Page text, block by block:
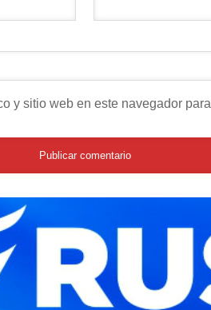
y sitio web en este navegador